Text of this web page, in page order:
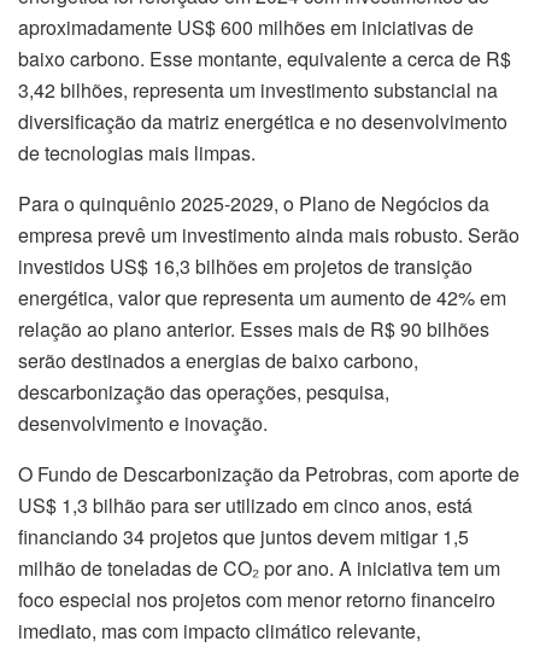
in istanbul
aproximadamente US$ 600 milhões em iniciativas de
baixo carbono. Esse montante, equivalente a cerca de R$
3,42 bilhões, representa um investimento substancial na
diversificação da matriz energética e no desenvolvimento
de tecnologias mais limpas.
Para o quinquênio 2025-2029, o Plano de Negócios da
empresa prevê um investimento ainda mais robusto. Serão
investidos US$ 16,3 bilhões em projetos de transição
energética, valor que representa um aumento de 42% em
relação ao plano anterior. Esses mais de R$ 90 bilhões
serão destinados a energias de baixo carbono,
descarbonização das operações, pesquisa,
desenvolvimento e inovação.
O Fundo de Descarbonização da Petrobras, com aporte de
US$ 1,3 bilhão para ser utilizado em cinco anos, está
financiando 34 projetos que juntos devem mitigar 1,5
milhão de toneladas de CO₂ por ano. A iniciativa tem um
foco especial nos projetos com menor retorno financeiro
imediato, mas com impacto climático relevante,